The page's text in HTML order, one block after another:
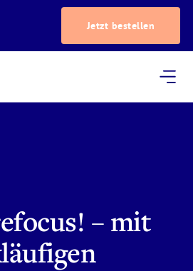
Jetzt bestellen
– mit